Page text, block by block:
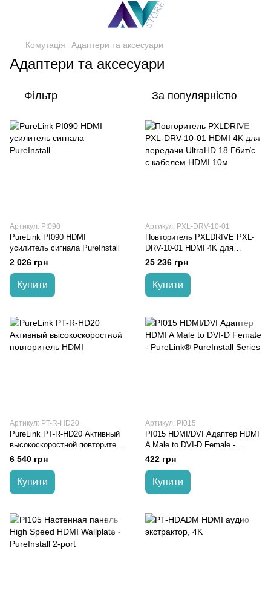
Комутація Адаптери та аксесуари
Адаптери та аксесуари
Фільтр За популярністю
Артикул: PI090
PureLink PI090 HDMI
усилитель сигнала PureInstall
2 026 грн
Купити
Артикул: PXL-DRV-10-01
Повторитель PXLDRIVE PXL-
DRV-10-01 HDMI 4K для
передачи UltraHD 18 Гбит/с с
кабелем HDMI 10м
25 236 грн
Купити
Артикул: PT-R-HD20
PureLink PT-R-HD20 Активный
высокоскоростной повторитель
HDMI
6 540 грн
Купити
Артикул: PI015
PI015 HDMI/DVI Адаптер HDMI
A Male to DVI-D Female -
PureLink® PureInstall Series
422 грн
Купити